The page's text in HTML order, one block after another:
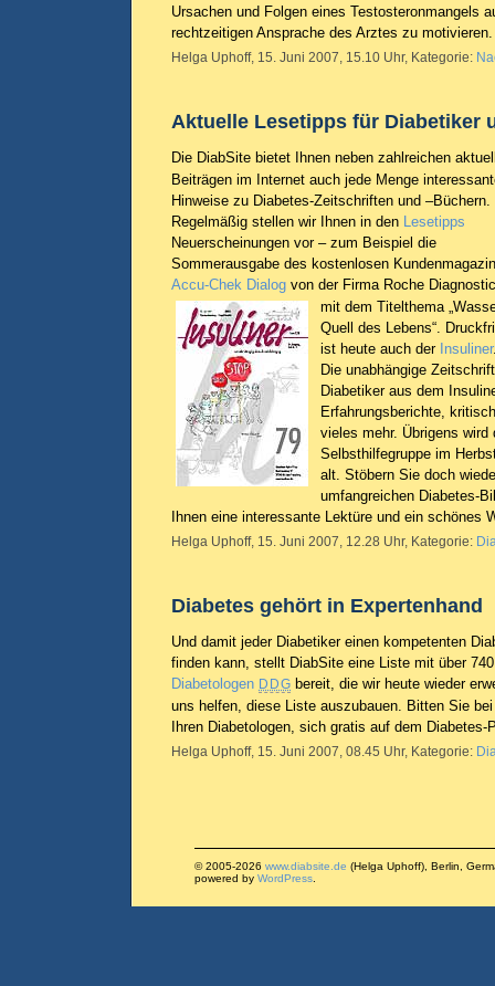
Ursachen und Folgen eines Testosteronmangels
rechtzeitigen Ansprache des Arztes zu
Helga Uphoff, 15. Juni 2007, 15.10 Uhr, Kategorie:
Aktuelle Lesetipps für Diabetiker
Die DiabSite bietet Ihnen neben zahlreichen
Beiträgen im Internet auch jede Menge
Hinweise zu Diabetes-Zeitschriften und –Büchern.
Regelmäßig stellen wir Ihnen in den Lesetipps
Neuerscheinungen vor – zum Beispiel die
Sommerausgabe des kostenlosen
Accu-Chek Dialog von der Firma Roche
mit dem Titelthema
Quell des Lebens“.
ist heute auch der Insuliner
Die unabhängige
Diabetiker aus dem
Erfahrungsberichte,
vieles mehr. Übrigens wird
Selbsthilfegruppe im
alt. Stöbern Sie doch
umfangreichen Diabetes-
Ihnen eine interessante Lektüre und ein schönes
Helga Uphoff, 15. Juni 2007, 12.28 Uhr, Kategorie:
Diabetes gehört in Expertenhand
Und damit jeder Diabetiker einen kompetenten
finden kann, stellt DiabSite eine Liste mit über
Diabetologen DDG bereit, die wir heute wieder
uns helfen, diese Liste auszubauen. Bitten Sie
Ihren Diabetologen, sich gratis auf dem
Helga Uphoff, 15. Juni 2007, 08.45 Uhr, Kategorie:
© 2005-2026 www.diabsite.de (Helga Uphoff), Berlin,
powered by WordPress.